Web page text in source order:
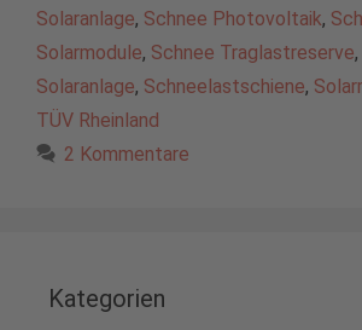
Solaranlage, Schnee Photovoltaik,
Solarmodule, Schnee Traglastreserve,
Solaranlage, Schneelastschiene,
TÜV Rheinland
2 Kommentare
Kategorien